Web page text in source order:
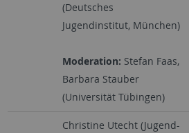
(Deutsches
Jugendinstitut, München)
Moderation: Stefan Faas,
Barbara Stauber
(Universität Tübingen)
Christine Utecht (Jugend-